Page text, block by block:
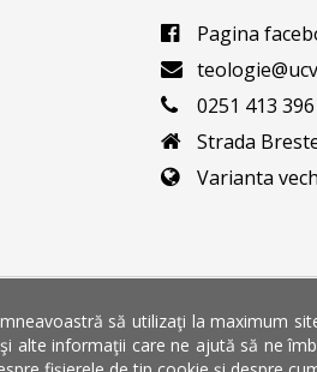
să utilizaţi la maximum
alte informaţii care ne ajută să ne
Pagina
0251 413 396
Strada
Varianta